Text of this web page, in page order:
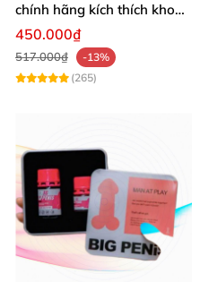
chính hãng kích thích khoái
cảm
450.000₫
517.000₫
-13%
(265)